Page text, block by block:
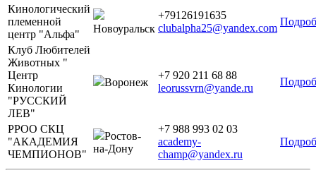
Кинологический
племенной
центр "Альфа"
Новоуральск
+79126191635
clubalpha25@yandex.com
Клуб Любителей
Животных "
Центр
Кинологии
"РУССКИЙ
ЛЕВ"
Воронеж
+7 920 211 68 88
leorussvrn@yande.ru
РРОО СКЦ
"АКАДЕМИЯ
ЧЕМПИОНОВ"
Ростов-
на-Дону
+7 988 993 02 03
academy-
champ@yandex.ru